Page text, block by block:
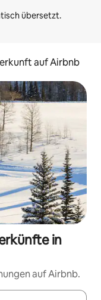
auf Airbnb
in
auf Airbnb.